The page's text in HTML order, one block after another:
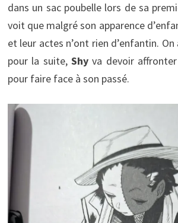
dans un sac poubelle lors de sa
voit que malgré son apparence
et leur actes n’ont rien d’enfantin.
pour la suite, Shyva devoir
pour faire face à son passé.